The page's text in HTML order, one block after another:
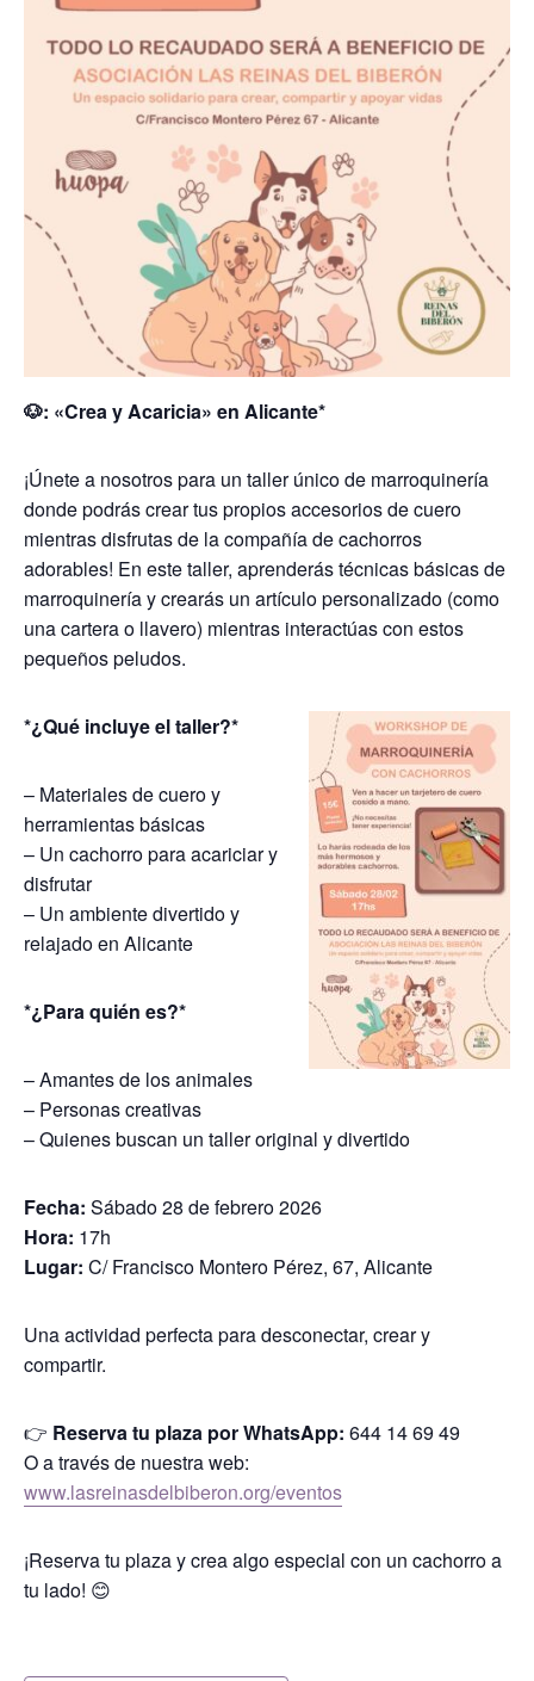
🐶: «Crea y Acaricia» en Alicante*
¡Únete a nosotros para un taller único de marroquinería
donde podrás crear tus propios accesorios de cuero
mientras disfrutas de la compañía de cachorros
adorables! En este taller, aprenderás técnicas básicas de
marroquinería y crearás un artículo personalizado (como
una cartera o llavero) mientras interactúas con estos
pequeños peludos.
*¿Qué incluye el taller?*
– Materiales de cuero y
herramientas básicas
– Un cachorro para acariciar y
disfrutar
– Un ambiente divertido y
relajado en Alicante
*¿Para quién es?*
– Amantes de los animales
– Personas creativas
– Quienes buscan un taller original y divertido
Fecha: Sábado 28 de febrero 2026
Hora: 17h
Lugar: C/ Francisco Montero Pérez, 67, Alicante
Una actividad perfecta para desconectar, crear y
compartir.
👉 Reserva tu plaza por WhatsApp: 644 14 69 49
O a través de nuestra web:
www.lasreinasdelbiberon.org/eventos
¡Reserva tu plaza y crea algo especial con un cachorro a
tu lado! 😊